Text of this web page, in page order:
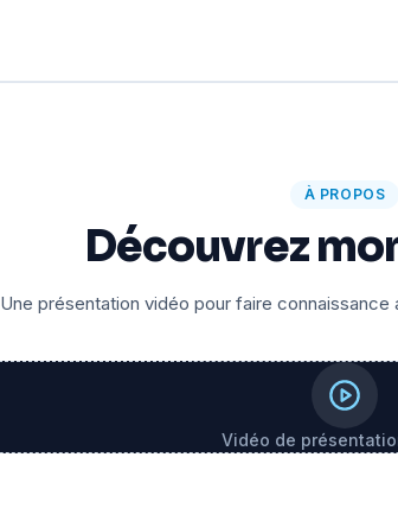
À PROPOS
Découvrez
Une présentation vidéo pour faire
Vidéo de